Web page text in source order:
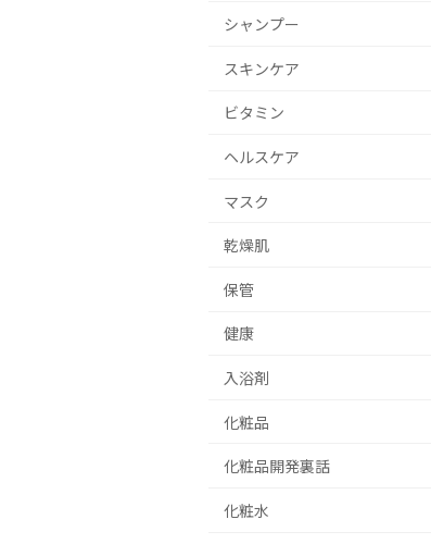
シャンプー
スキンケア
ビタミン
ヘルスケア
マスク
乾燥肌
保管
健康
入浴剤
化粧品
化粧品開発裏話
化粧水